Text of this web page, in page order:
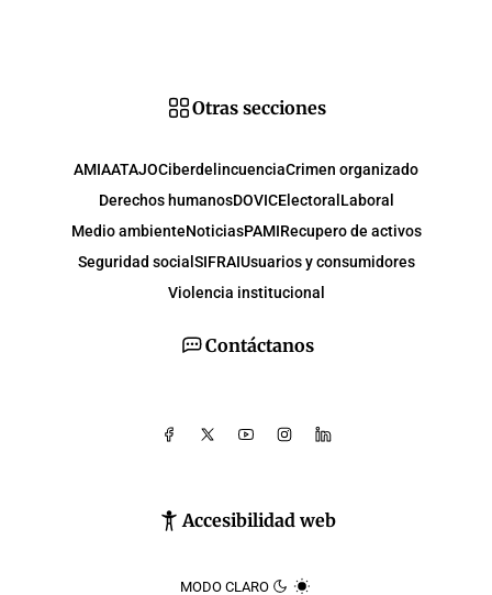
Contáctanos
Accesibilidad web
MODO CLARO
Otras secciones
AMIAATAJOCiberdelincuenciaCrimen organizado
Derechos humanosDOVICElectoral Laboral
Medio ambienteNoticiasPAMIRecupero de activos
Seguridad social SIFRAIUsuarios y consumidores
Violencia institucional